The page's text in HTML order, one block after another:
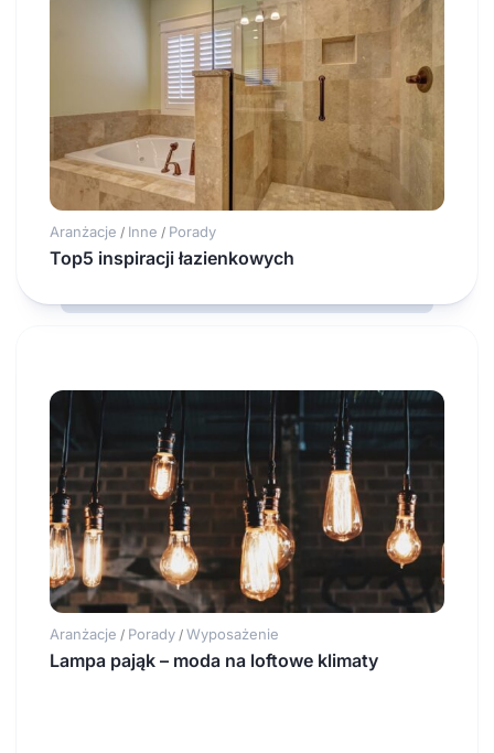
Aranżacje / Inne / Porady
Top5 inspiracji łazienkowych
Aranżacje / Porady / Wyposażenie
Lampa pająk – moda na loftowe klimaty